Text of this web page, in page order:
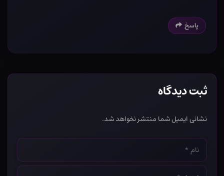
پاسخ
ثبت دیدگاه
نشانی ایمیل شما منتشر نخواهد شد.
نام
*
ایمیل